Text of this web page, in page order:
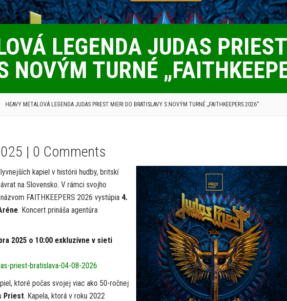
LEGENDA JUDAS
NOVÝM TURNÉ
HEAVY METALOVÁ LEGENDA JUDAS PRIEST MIERI DO BRATISLAVY S NOVÝM TURNÉ „FAITHKEEPERS 2026“
| 0 Comments
kapiel v histórii hudby, britskí
na Slovensko. V rámci svojho
FAITHKEEPERS 2026 vystúpia 4.
. Koncert prináša agentúra
2025 o 10:00 exkluzívne v sieti
priest-bratislava-04-08-2026
ktoré počas svojej viac ako 50-ročnej
Priest. Kapela, ktorá v roku 2022